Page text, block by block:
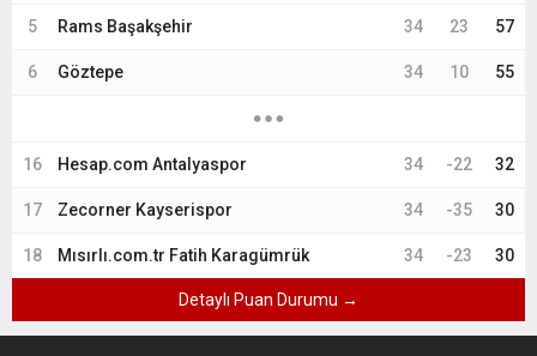
5 Rams Başakşehir 34 23 57
6 Göztepe 34 10 55
16 Hesap.com Antalyaspor 34 -22 32
17 Zecorner Kayserispor 34 -35 30
18 Mısırlı.com.tr Fatih Karagümrük 34 -23 30
Detaylı Puan Durumu →